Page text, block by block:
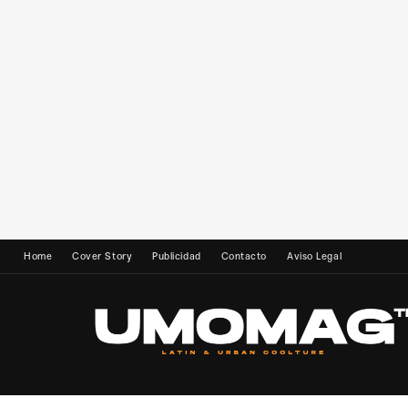
Home Cover Story Publicidad Contacto Aviso Legal